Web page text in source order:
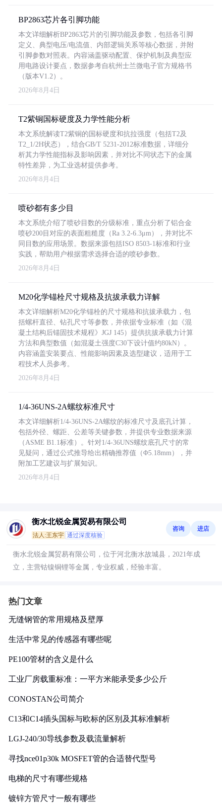
BP2863芯片各引脚功能
本文详细解析BP2863芯片的引脚功能及参数，包括各引脚
定义、典型电压/电流值、内部逻辑关系等核心数据，并附
引脚参数对照表。内容涵盖驱动配置、保护机制及典型应
用电路设计要点，数据参考自杭州士兰微电子官方规格书
（版本V1.2）。
2026年8月4日
T2紫铜国标硬度及力学性能分析
本文系统解读T2紫铜的国标硬度和抗拉强度（包括T2及
T2_1/2H状态），结合GB/T 5231-2012标准数据，详细分
析其力学性能指标及影响因素，并对比不同状态下的金属
特性差异，为工业选材提供参考。
2026年8月4日
喷砂都有多少目
本文系统介绍了喷砂目数的分级标准，重点分析了铝合金
喷砂200目对应的表面粗糙度（Ra 3.2-6.3μm），并对比不
同目数的应用场景。数据来源包括ISO 8503-1标准和行业
实践，帮助用户根据需求选择合适的喷砂参数。
2026年8月4日
M20化学锚栓尺寸规格及抗拔承载力详解
本文详细解析M20化学锚栓的尺寸规格和抗拔承载力，包
括螺杆直径、钻孔尺寸等参数，并依据专业标准（如《混
凝土结构后锚固技术规程》JGJ 145）提供抗拔承载力计算
方法和典型数值（如混凝土强度C30下设计值约80kN）。
内容涵盖安装要点、性能影响因素及选型建议，适用于工
程技术人员参考。
2026年8月4日
1/4-36UNS-2A螺纹标准尺寸
本文详细解析1/4-36UNS-2A螺纹的标准尺寸及底孔计算，
包括外径、螺距、公差等关键参数，并提供专业数据来源
（ASME B1.1标准）。针对1/4-36UNS螺纹底孔尺寸的常
见疑问，通过公式推导给出精确推荐值（Φ5.18mm），并
附加工艺建议与扩展知识。
2026年8月4日
衡水北锐金属贸易有限公司
法人:王东宇 通过深度核验
咨询 进店
衡水北锐金属贸易有限公司，位于河北衡水故城县，2021年成
立，主营钴镍铜锂等金属，专业权威，经验丰富。
热门文章
无缝钢管的常用规格及壁厚
生活中常见的传感器有哪些呢
PE100管材的含义是什么
工业厂房载重标准：一平方米能承受多少公斤
CONOSTAN公司简介
C13和C14插头国标与欧标的区别及其标准解析
LGJ-240/30导线参数及载流量解析
寻找nce01p30k MOSFET管的合适替代型号
电梯的尺寸有哪些规格
镀锌方管尺寸一般有哪些